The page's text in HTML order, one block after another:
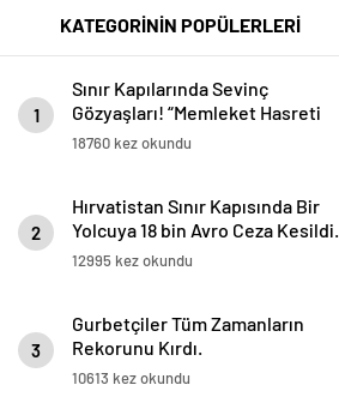
KATEGORİNİN POPÜLERLERİ
1
Sınır Kapılarında Sevinç
Gözyaşları! “Memleket Hasreti
Bambaşka!
18760 kez okundu
2
Hırvatistan Sınır Kapısında Bir
Yolcuya 18 bin Avro Ceza Kesildi.
12995 kez okundu
3
Gurbetçiler Tüm Zamanların
Rekorunu Kırdı.
10613 kez okundu